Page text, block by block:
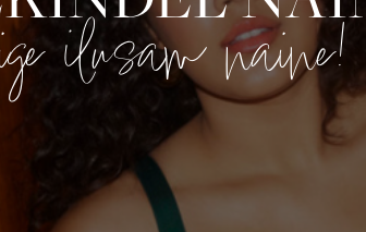
ilusam naine!